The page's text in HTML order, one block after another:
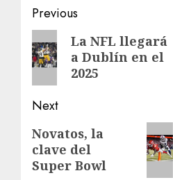
Post
navigation
Previous
Previous
post:
La NFL llegará
a Dublín en el
2025
Next
Next
post:
Novatos, la
clave del
Super Bowl